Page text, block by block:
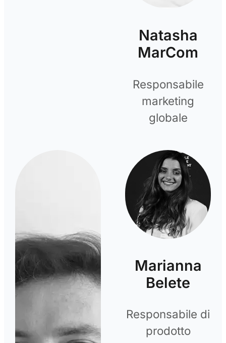
Natasha
MarCom
Responsabile
marketing
globale
Marianna
Belete
Responsabile di
prodotto